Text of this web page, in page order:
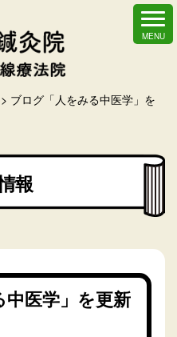
ブログ「人をみる中医学」を
報
医学」を更新